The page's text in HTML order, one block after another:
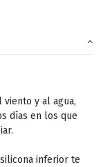
y al agua,
días en los que
inferior te